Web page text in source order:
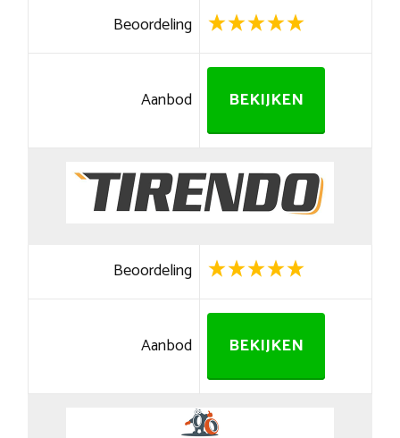
Beoordeling
Aanbod BEKIJKEN
Beoordeling
Aanbod BEKIJKEN